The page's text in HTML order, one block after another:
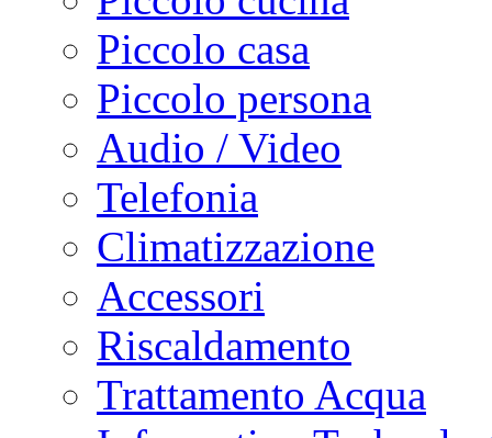
Piccolo casa
Piccolo persona
Audio / Video
Telefonia
Climatizzazione
Accessori
Riscaldamento
Trattamento Acqua